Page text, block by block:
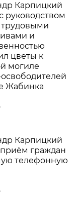
Карпицкий
руководством
трудовыми
и
цветы к
могиле
Жабинка
Карпицкий
граждан
телефонную